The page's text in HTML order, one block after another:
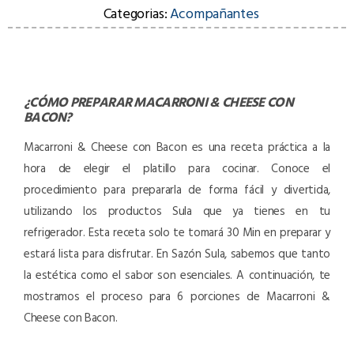
Categorias:Acompañantes
¿CÓMO PREPARARMACARRONI & CHEESE CON
BACON?
Macarroni & Cheese con Bacon es una receta práctica a la
hora de elegir el platillo para cocinar. Conoce el
procedimiento para prepararla de forma fácil y divertida,
utilizando los productos Sula que ya tienes en tu
refrigerador. Esta receta solo te tomará 30 Min en preparar y
estará lista para disfrutar. En Sazón Sula, sabemos que tanto
la estética como el sabor son esenciales. A continuación, te
mostramos el proceso para 6 porciones de Macarroni &
Cheese con Bacon.